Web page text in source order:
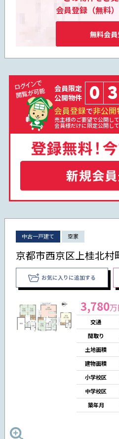
会員登録（無料）
無料会
会員限定
公開物件
0 3
会員登録で非公開
売主様のご要望で公開し
会員様だけに限定公開し
中古一戸建て 空家
京都市西京区上桂北村
お気に入りに追加する
3,780
交通
間取り
土地面積
建物面積
小学校区
中学校区
築年月